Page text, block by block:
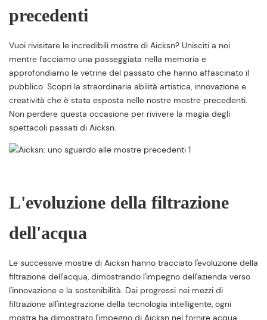
precedenti
Vuoi rivisitare le incredibili mostre di Aicksn? Unisciti a noi
mentre facciamo una passeggiata nella memoria e
approfondiamo le vetrine del passato che hanno affascinato il
pubblico. Scopri la straordinaria abilità artistica, innovazione e
creatività che è stata esposta nelle nostre mostre precedenti.
Non perdere questa occasione per rivivere la magia degli
spettacoli passati di Aicksn.
L'evoluzione della filtrazione
dell'acqua
Le successive mostre di Aicksn hanno tracciato l'evoluzione della
filtrazione dell'acqua, dimostrando l'impegno dell'azienda verso
l'innovazione e la sostenibilità. Dai progressi nei mezzi di
filtrazione all'integrazione della tecnologia intelligente, ogni
mostra ha dimostrato l'impegno di Aicksn nel fornire acqua